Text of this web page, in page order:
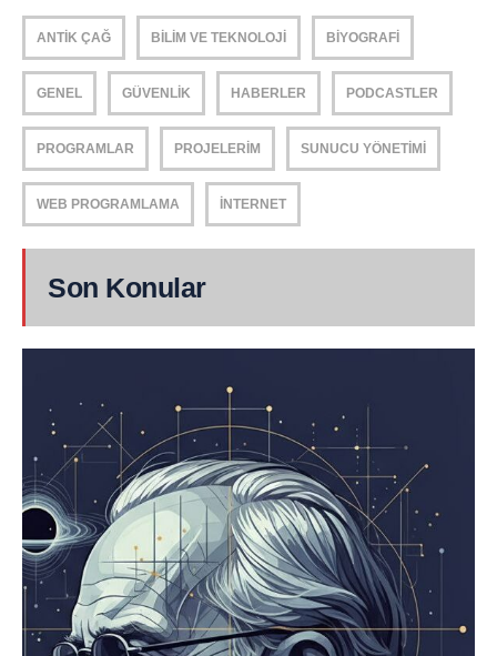
ANTIK ÇAĞ BILIM VE TEKNOLOJI BIYOGRAFI
GENEL GÜVENLIK HABERLER PODCASTLER
PROGRAMLAR PROJELERIM SUNUCU YÖNETIMI
WEB PROGRAMLAMA İNTERNET
Son Konular